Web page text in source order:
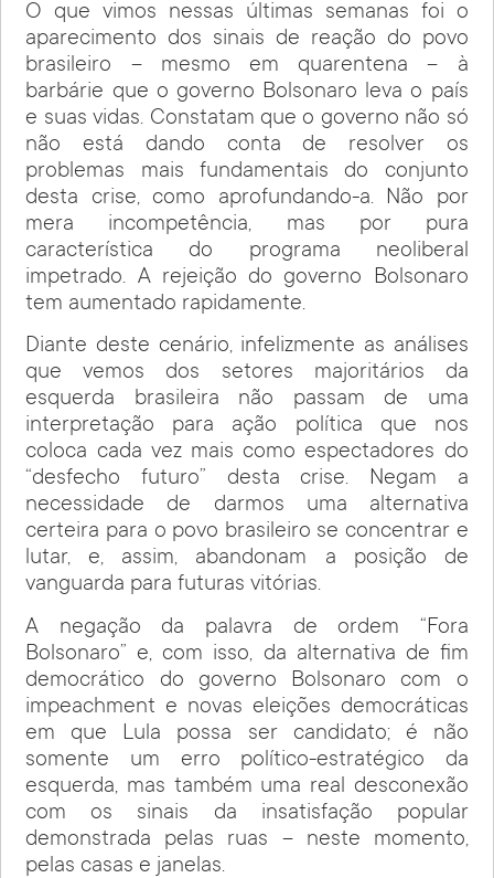
O que vimos nessas últimas semanas foi o
aparecimento dos sinais de reação do povo
brasileiro – mesmo em quarentena – à
barbárie que o governo Bolsonaro leva o país
e suas vidas. Constatam que o governo não só
não está dando conta de resolver os
problemas mais fundamentais do conjunto
desta crise, como aprofundando-a. Não por
mera incompetência, mas por pura
característica do programa neoliberal
impetrado. A rejeição do governo Bolsonaro
tem aumentado rapidamente.
Diante deste cenário, infelizmente as análises
que vemos dos setores majoritários da
esquerda brasileira não passam de uma
interpretação para ação política que nos
coloca cada vez mais como espectadores do
“desfecho futuro” desta crise. Negam a
necessidade de darmos uma alternativa
certeira para o povo brasileiro se concentrar e
lutar, e, assim, abandonam a posição de
vanguarda para futuras vitórias.
A negação da palavra de ordem “Fora
Bolsonaro” e, com isso, da alternativa de fim
democrático do governo Bolsonaro com o
impeachment e novas eleições democráticas
em que Lula possa ser candidato; é não
somente um erro político-estratégico da
esquerda, mas também uma real desconexão
com os sinais da insatisfação popular
demonstrada pelas ruas – neste momento,
pelas casas e janelas.